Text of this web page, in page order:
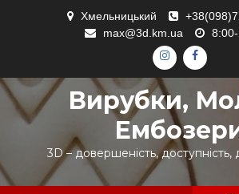
Хмельницький
max@3d.km.ua
ІНСТАГРАМ
Вирубки,
3D – довершеність, доступність,